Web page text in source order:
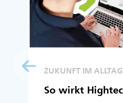
ZUKUNFT IM ALLTAG
So wirkt